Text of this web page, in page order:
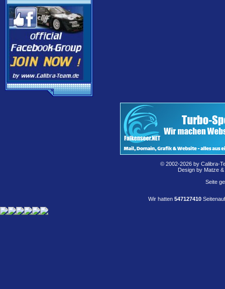
© 2002-2026 by Calibra-
Design by Matze
Seite
Wir hatten 547127410